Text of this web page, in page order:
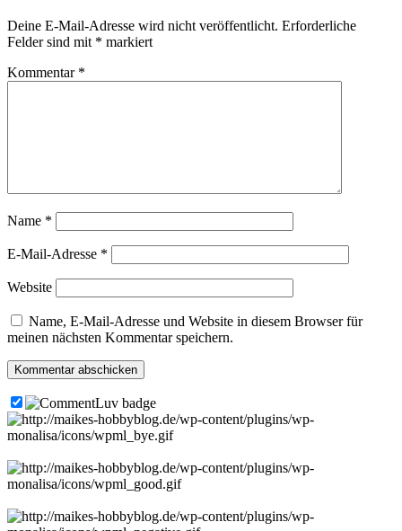
Deine E-Mail-Adresse wird nicht veröffentlicht. Erforderliche
Felder sind mit * markiert
Kommentar *
Name *
E-Mail-Adresse *
Website
Name, E-Mail-Adresse und Website in diesem Browser für
meinen nächsten Kommentar speichern.